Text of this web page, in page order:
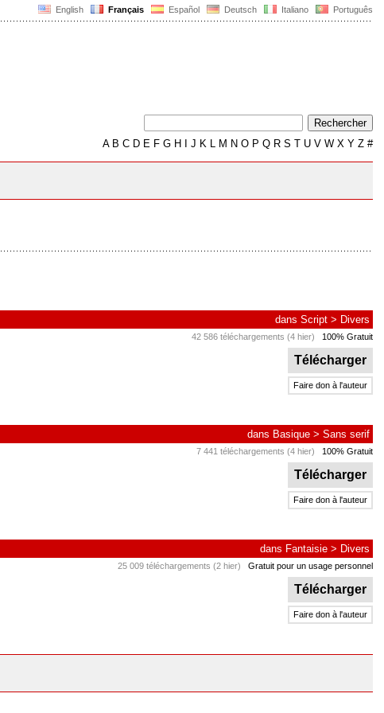
English Français Español Deutsch Italiano Português
AB C D E F G H J K L M N O P Q R S T U V W X Y Z #
dans Script > Divers
42 586 téléchargements (4 hier) 100% Gratuit
Télécharger
Faire don à l'auteur
dans Basique > Sans serif
7 441 téléchargements (4 hier) 100% Gratuit
Télécharger
Faire don à l'auteur
dans Fantaisie > Divers
25 009 téléchargements (2 hier) Gratuit pour un usage personnel
Télécharger
Faire don à l'auteur